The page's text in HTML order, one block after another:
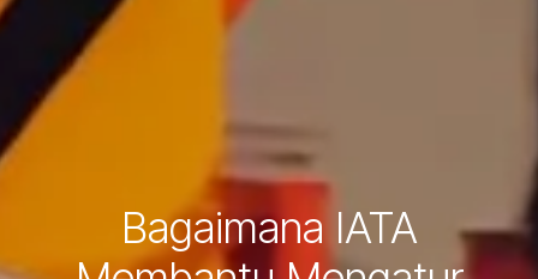
Bagaimana IATA